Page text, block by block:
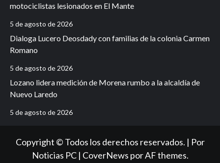
motociclistas lesionados en El Mante
5 de agosto de 2026
Dialoga Lucero Deosdady con familias de la colonia Carmen
Romano
5 de agosto de 2026
Lozano lidera medición de Morena rumbo a la alcaldía de
Nuevo Laredo
5 de agosto de 2026
Copyright © Todos los derechos reservados. | Por
Noticias PC | CoverNews por AF themes.